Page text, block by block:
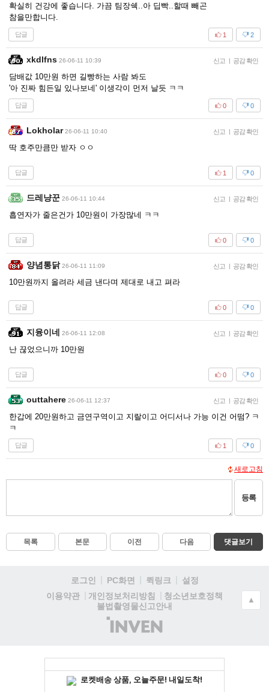
확실히 건강에 좋습니다. 가끔 팀장쉑..아 딥빡..할때 빼곤
참을만합니다.
답글 2
1
xkdlfns 26-06-11 10:39 신고 | 공감 확인
담배값 10만원 하면 길빵하는 사람 봐도
'아 진짜 힘든일 있나보네' 이생각이 먼저 날듯 ㅋㅋ
답글 0
0
Lokholar 26-06-11 10:40 신고 | 공감 확인
딱 호주만큼만 받자 ㅇㅇ
답글 0
1
드레냥꾼 26-06-11 10:44 신고 | 공감 확인
흡연자가 줄은건가 10만원이 가장많네 ㅋㅋ
답글 0
0
양념통닭 26-06-11 11:09 신고 | 공감 확인
10만원까지 올려라 세금 낸다며 제대로 내고 펴라
답글 0
0
지융이네 26-06-11 12:08 신고 | 공감 확인
난 끊었으니까 10만원
답글 0
0
outtahere 26-06-11 12:37 신고 | 공감 확인
한갑에 20만원하고 금연구역이고 지랄이고 어디서나 가능 이건 어떰? ㅋ
ㅋ
답글 0
1
새로고침
등록
목록 본문 이전 다음 댓글보기
로그인 PC화면 퀵링크
설정
이용약관
개인정보처리방침
청소년보호정책
불법촬영물신고안내
(주)
인
▲